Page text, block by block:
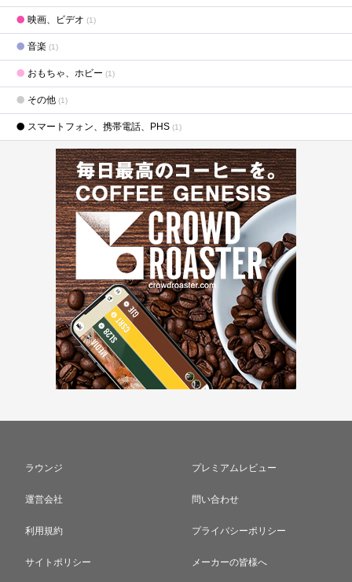
映画、ビデオ (1)
音楽 (1)
おもちゃ、ホビー (1)
その他 (1)
スマートフォン、携帯電話、PHS (1)
ラウンジ プレミアムレビュー
運営会社 問い合わせ
利用規約 プライバシーポリシー
サイトポリシー メーカーの皆様へ